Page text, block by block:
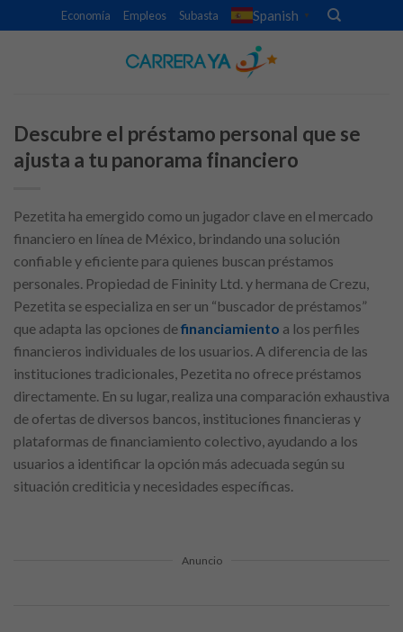
to
Economía Empleos Subasta Spanish ▼
Descubre el préstamo personal que se
ajusta a tu panorama financiero
Pezetita ha emergido como un jugador clave en el mercado
financiero en línea de México, brindando una solución
confiable y eficiente para quienes buscan préstamos
personales. Propiedad de Fininity Ltd. y hermana de Crezu,
Pezetita se especializa en ser un “buscador de préstamos”
que adapta las opciones definanciamiento a los perfiles
financieros individuales de los usuarios. A diferencia de las
instituciones tradicionales, Pezetita no ofrece préstamos
directamente. En su lugar, realiza una comparación exhaustiva
de ofertas de diversos bancos, instituciones financieras y
plataformas de financiamiento colectivo, ayudando a los
usuarios a identificar la opción más adecuada según su
situación crediticia y necesidades específicas.
Anuncio